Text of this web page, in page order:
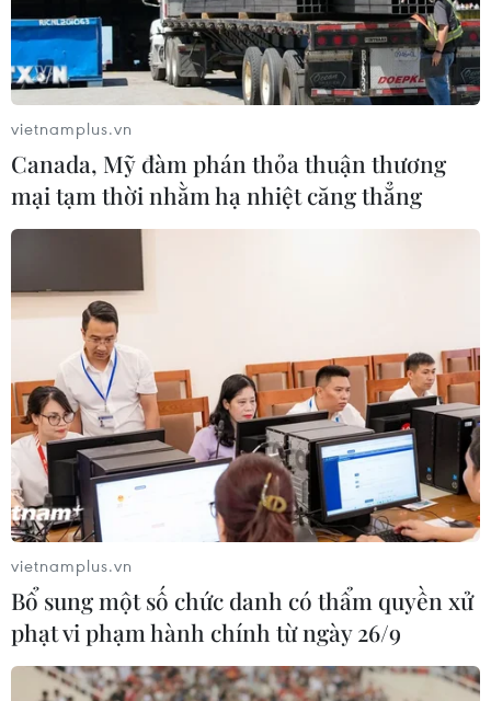
vietnamplus.vn
Canada, Mỹ đàm phán thỏa thuận thương
mại tạm thời nhằm hạ nhiệt căng thẳng
vietnamplus.vn
Bổ sung một số chức danh có thẩm quyền xử
phạt vi phạm hành chính từ ngày 26/9